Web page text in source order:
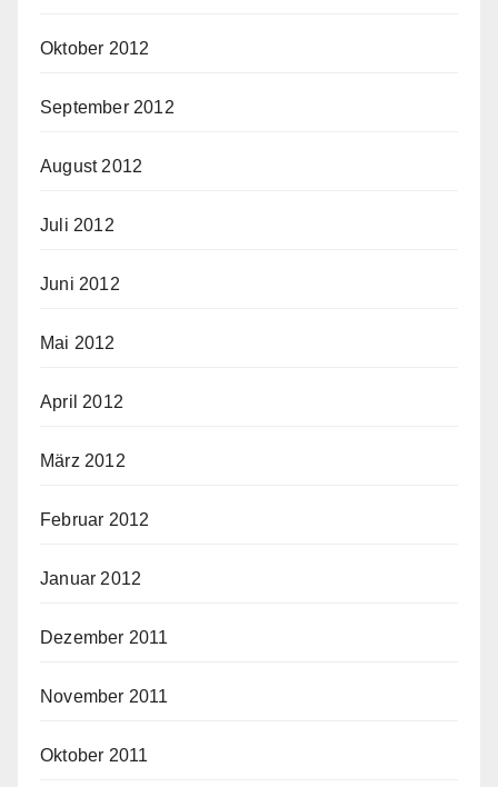
Oktober 2012
September 2012
August 2012
Juli 2012
Juni 2012
Mai 2012
April 2012
März 2012
Februar 2012
Januar 2012
Dezember 2011
November 2011
Oktober 2011